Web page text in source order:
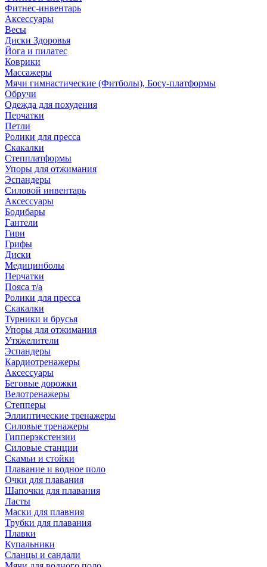
Фитнес-инвентарь
Аксессуары
Весы
Диски Здоровья
Йога и пилатес
Коврики
Массажеры
Мячи гимнастические (Фитболы), Босу-платформы
Обручи
Одежда для похудения
Перчатки
Петли
Ролики для пресса
Скакалки
Степплатформы
Упоры для отжимания
Эспандеры
Силовой инвентарь
Аксессуары
Бодибары
Гантели
Гири
Грифы
Диски
Медицинболы
Перчатки
Пояса т/а
Ролики для пресса
Скакалки
Турники и брусья
Упоры для отжимания
Утяжелители
Эспандеры
Кардиотренажеры
Аксессуары
Беговые дорожки
Велотренажеры
Степперы
Эллиптические тренажеры
Силовые тренажеры
Гипперэкстензии
Силовые станции
Скамьи и стойки
Плавание и водное поло
Очки для плавания
Шапочки для плавания
Ласты
Маски для плавния
Трубки для плавания
Плавки
Купальники
Сланцы и сандали